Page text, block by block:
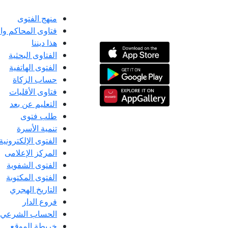
منهج الفتوى
فتاوى المحاكم
هذا ديننا
الفتاوى البحثية
الفتوى الهاتفية
حساب الزكاة
فتاوى الأقليات
التعليم عن بعد
طلب فتوى
تنمية الأسرة
الفتوى الإلكترونية
المركز الإعلامى
الفتوى الشفوية
الفتوى المكتوبة
التاريخ الهجري
فروع الدار
الحساب الشرعي